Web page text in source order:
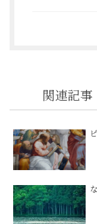
関連記事